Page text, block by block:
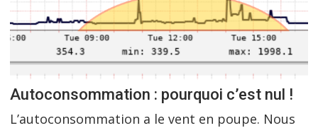
Autoconsommation : pourquoi c’est nul !
L’autoconsommation a le vent en poupe. Nous